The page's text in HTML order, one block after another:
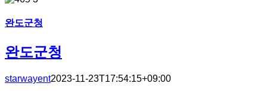
완도군청
완도군청
starwayent2023-11-23T17:54:15+09:00